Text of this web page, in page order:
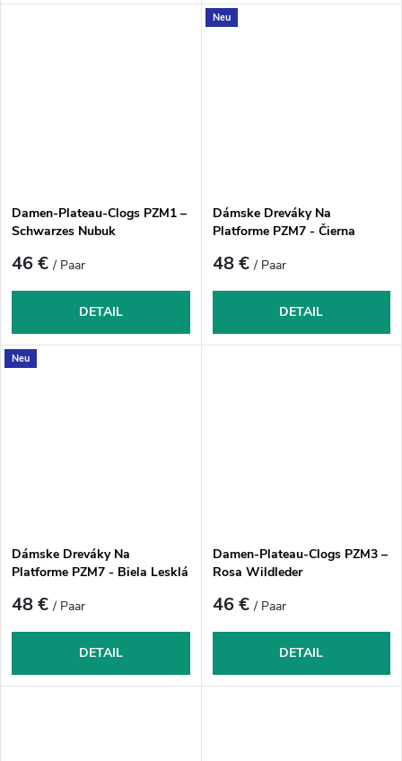
Damen-Plateau-Clogs PZM1 –
Schwarzes Nubuk
46 €/ Paar
DETAIL
Neu
Dámske Dreváky Na
Platforme PZM7 - Čierna
48 €/ Paar
DETAIL
Neu
Dámske Dreváky Na
Platforme PZM7 - Biela Lesklá
48 €/ Paar
DETAIL
Damen-Plateau-Clogs PZM3 –
Rosa Wildleder
46 €/ Paar
DETAIL